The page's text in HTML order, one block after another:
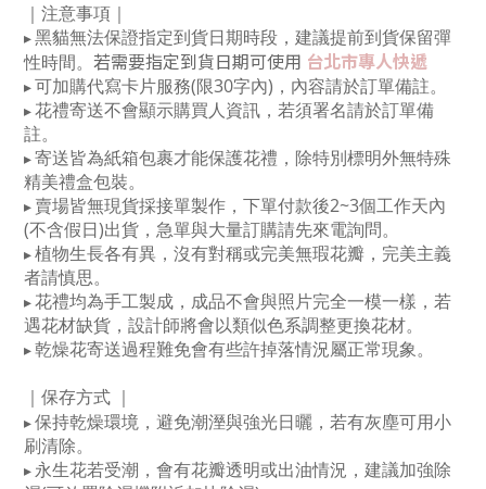
｜注意事項｜
▸黑貓無法保證指定到貨日期時段，建議提前到貨保留彈
性時間。 若需要指定到貨日期可使用 台北市專人快遞
▸可加購代寫卡片服務(限30字內)，內容請於訂單備註。
▸花禮寄送不會顯示購買人資訊，若須署名請於訂單備
註。
▸寄送皆為紙箱包裹才能保護花禮，除特別標明外無特殊
精美禮盒包裝。
▸ 賣場皆無現貨採接單製作，下單付款後2~3個工作天內
(不含假日)出貨，急單與大量訂購請先來電詢問。
▸植物生長各有異，沒有對稱或完美無瑕花瓣，完美主義
者請慎思。
▸花禮均為手工製成，成品不會與照片完全一模一樣，若
遇花材缺貨，設計師將會以類似色系調整更換花材。
▸乾燥花寄送過程難免會有些許掉落情況屬正常現象。
｜保存方式 ｜
▸保持乾燥環境，避免潮溼與強光日曬，若有灰塵可用小
刷清除。
▸ 永生花若受潮，會有花瓣透明或出油情況，建議加強除